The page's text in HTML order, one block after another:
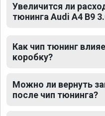
Увеличится ли
тюнинга Audi A4 B9
Как чип тюнинг
коробку?
Можно ли вернуть
после чип тюнинга?